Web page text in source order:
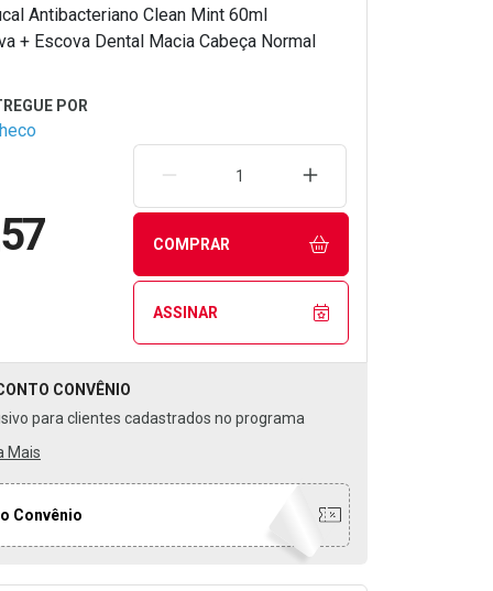
Antibacteriano Clean Mint 60ml
+ Escova Dental Macia Cabeça Normal
REMOVER UMA UNIDADEAUMENTAR UMA
COMPRAR
ASSINAR
CONVÊNIO
para clientes cadastrados no programa
Mais
Convênio